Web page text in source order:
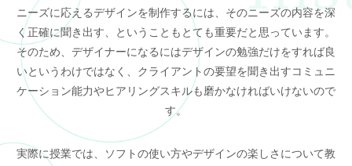
ニーズに応えるデザインを制作するには、そのニーズの内容を深
く正確に聞き出す、ということもとても重要だと思っています。
そのため、デザイナーになるにはデザインの勉強だけをすれば良
いというわけではなく、クライアントの要望を聞き出すコミュニ
ケーション能力やヒアリングスキルも磨かなければいけないので
す。
実際に授業では、ソフトの使い方やデザインの楽しさについて教